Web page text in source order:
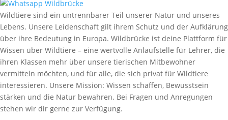
Wildtiere sind ein untrennbarer Teil unserer Natur und unseres
Lebens. Unsere Leidenschaft gilt ihrem Schutz und der Aufklärung
über ihre Bedeutung in Europa. Wildbrücke ist deine Plattform für
Wissen über Wildtiere – eine wertvolle Anlaufstelle für Lehrer, die
ihren Klassen mehr über unsere tierischen Mitbewohner
vermitteln möchten, und für alle, die sich privat für Wildtiere
interessieren. Unsere Mission: Wissen schaffen, Bewusstsein
stärken und die Natur bewahren. Bei Fragen und Anregungen
stehen wir dir gerne zur Verfügung.